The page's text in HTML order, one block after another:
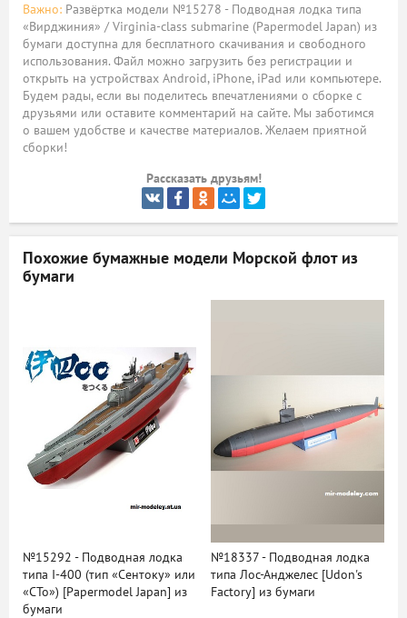
Важно: Развёртка модели №15278 - Подводная лодка типа
«Вирджиния» / Virginia-class submarine (Papermodel Japan) из
бумаги доступна для бесплатного скачивания и свободного
использования. Файл можно загрузить без регистрации и
открыть на устройствах Android, iPhone, iPad или компьютере.
Будем рады, если вы поделитесь впечатлениями о сборке с
друзьями или оставите комментарий на сайте. Мы заботимся
о вашем удобстве и качестве материалов. Желаем приятной
сборки!
Рассказать друзьям!
Похожие бумажные модели Морской флот из
бумаги
№15292 - Подводная лодка
типа I-400 (тип «Сентоку» или
«СТо») [Papermodel Japan] из
бумаги
№18337 - Подводная лодка
типа Лос-Анджелес [Udon's
Factory] из бумаги